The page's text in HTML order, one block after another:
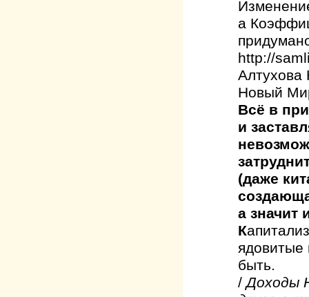
а
http://
Алтухова
Новый
Всё в
и
(даже
а значит
К
ядовитые
быть.
/Доходы